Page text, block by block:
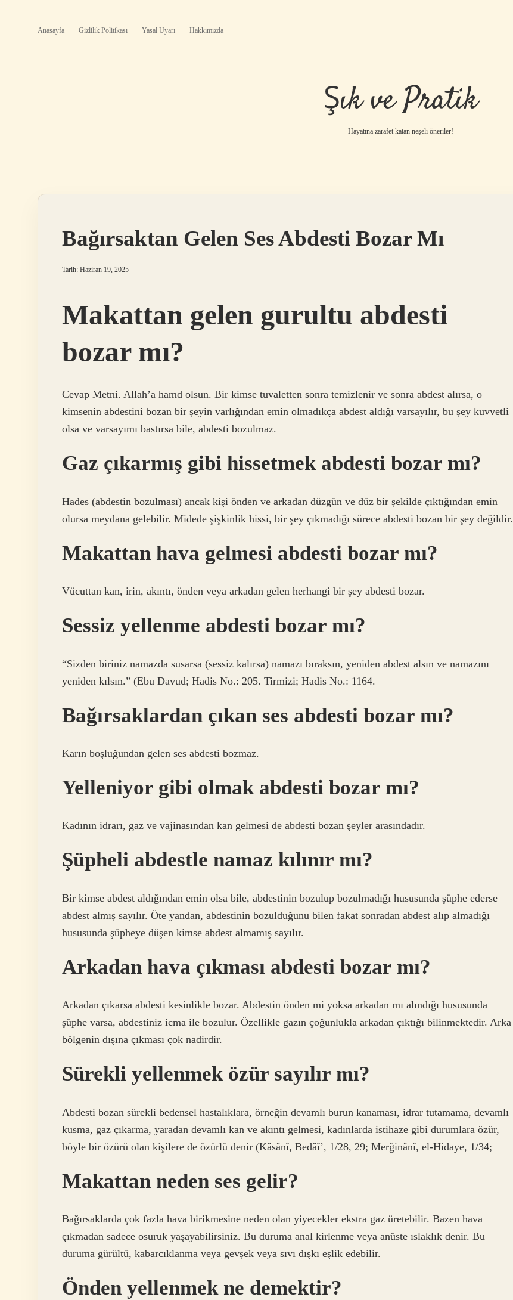
Anasayfa Gizlilik Politikası Yasal Uyarı Hakkımızda
Şık ve Pratik
Hayatına zarafet katan neşeli öneriler!
Bağırsaktan Gelen Ses Abdesti Bozar Mı
Tarih: Haziran 19, 2025
Makattan gelen gurultu abdesti
bozar mı?
Cevap Metni. Allah’a hamd olsun. Bir kimse tuvaletten sonra temizlenir ve sonra abdest alırsa, o
kimsenin abdestini bozan bir şeyin varlığından emin olmadıkça abdest aldığı varsayılır, bu şey kuvvetli
olsa ve varsayımı bastırsa bile, abdesti bozulmaz.
Gaz çıkarmış gibi hissetmek abdesti bozar mı?
Hades (abdestin bozulması) ancak kişi önden ve arkadan düzgün ve düz bir şekilde çıktığından emin
olursa meydana gelebilir. Midede şişkinlik hissi, bir şey çıkmadığı sürece abdesti bozan bir şey değildir.
Makattan hava gelmesi abdesti bozar mı?
Vücuttan kan, irin, akıntı, önden veya arkadan gelen herhangi bir şey abdesti bozar.
Sessiz yellenme abdesti bozar mı?
“Sizden biriniz namazda susarsa (sessiz kalırsa) namazı bıraksın, yeniden abdest alsın ve namazını
yeniden kılsın.” (Ebu Davud; Hadis No.: 205. Tirmizi; Hadis No.: 1164.
Bağırsaklardan çıkan ses abdesti bozar mı?
Karın boşluğundan gelen ses abdesti bozmaz.
Yelleniyor gibi olmak abdesti bozar mı?
Kadının idrarı, gaz ve vajinasından kan gelmesi de abdesti bozan şeyler arasındadır.
Şüpheli abdestle namaz kılınır mı?
Bir kimse abdest aldığından emin olsa bile, abdestinin bozulup bozulmadığı hususunda şüphe ederse
abdest almış sayılır. Öte yandan, abdestinin bozulduğunu bilen fakat sonradan abdest alıp almadığı
hususunda şüpheye düşen kimse abdest almamış sayılır.
Arkadan hava çıkması abdesti bozar mı?
Arkadan çıkarsa abdesti kesinlikle bozar. Abdestin önden mi yoksa arkadan mı alındığı hususunda
şüphe varsa, abdestiniz icma ile bozulur. Özellikle gazın çoğunlukla arkadan çıktığı bilinmektedir. Arka
bölgenin dışına çıkması çok nadirdir.
Sürekli yellenmek özür sayılır mı?
Abdesti bozan sürekli bedensel hastalıklara, örneğin devamlı burun kanaması, idrar tutamama, devamlı
kusma, gaz çıkarma, yaradan devamlı kan ve akıntı gelmesi, kadınlarda istihaze gibi durumlara özür,
böyle bir özürü olan kişilere de özürlü denir (Kâsânî, Bedâî’, 1/28, 29; Merğinânî, el-Hidaye, 1/34;
Makattan neden ses gelir?
Bağırsaklarda çok fazla hava birikmesine neden olan yiyecekler ekstra gaz üretebilir. Bazen hava
çıkmadan sadece osuruk yaşayabilirsiniz. Bu duruma anal kirlenme veya anüste ıslaklık denir. Bu
duruma gürültü, kabarcıklanma veya gevşek veya sıvı dışkı eşlik edebilir.
Önden yellenmek ne demektir?